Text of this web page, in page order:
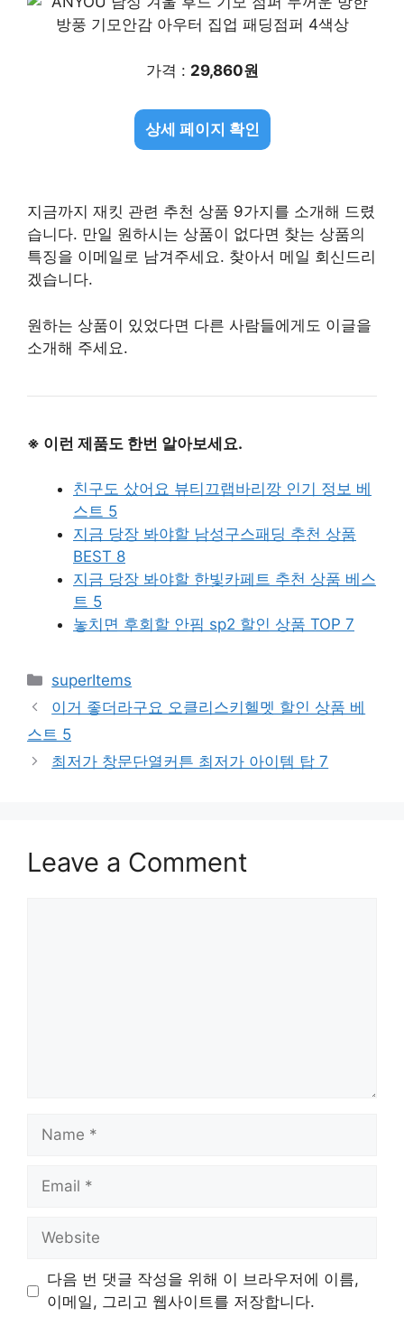
가격 : 29,860원
상세 페이지 확인
지금까지 재킷 관련 추천 상품 9가지를 소개해 드렸
습니다. 만일 원하시는 상품이 없다면 찾는 상품의
특징을 이메일로 남겨주세요. 찾아서 메일 회신드리
겠습니다.
원하는 상품이 있었다면 다른 사람들에게도 이글을
소개해 주세요.
※ 이런 제품도 한번 알아보세요.
친구도 샀어요 뷰티끄랩바리깡 인기 정보 베
스트 5
지금 당장 봐야할 남성구스패딩 추천 상품
BEST 8
지금 당장 봐야할 한빛카페트 추천 상품 베스
트 5
놓치면 후회할 안핌 sp2 할인 상품 TOP 7
Categories
superItems
이거 좋더라구요 오클리스키헬멧 할인 상품 베
스트 5
최저가 창문단열커튼 최저가 아이템 탑 7
Leave a Comment
Name
Email
Website
다음 번 댓글 작성을 위해 이 브라우저에 이름,
이메일, 그리고 웹사이트를 저장합니다.